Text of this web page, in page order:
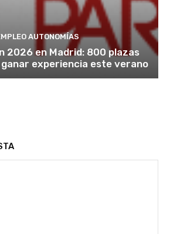
AUTONOMÍAS
2026 en Madrid: 800 plazas
experiencia este verano